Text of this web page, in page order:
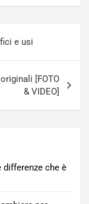
e usi
[FOTO
& VIDEO]
che è